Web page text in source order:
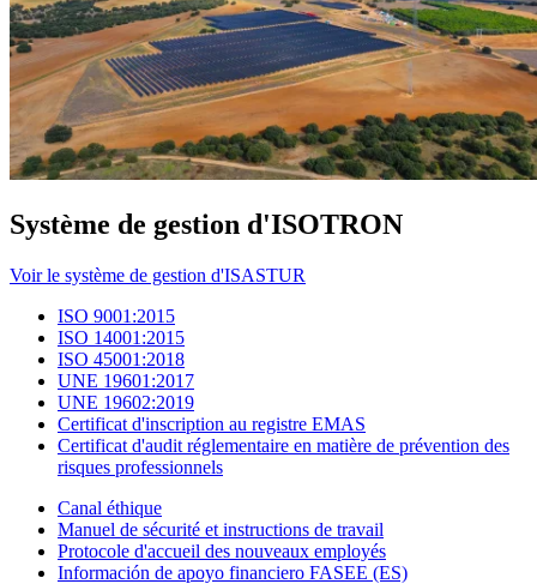
Système de gestion d'ISOTRON
Voir le système de gestion d'ISASTUR
ISO 9001:2015
ISO 14001:2015
ISO 45001:2018
UNE 19601:2017
UNE 19602:2019
Certificat d'inscription au registre EMAS
Certificat d'audit réglementaire en matière de prévention des
risques professionnels
Canal éthique
Manuel de sécurité et instructions de travail
Protocole d'accueil des nouveaux employés
Información de apoyo financiero FASEE (ES)